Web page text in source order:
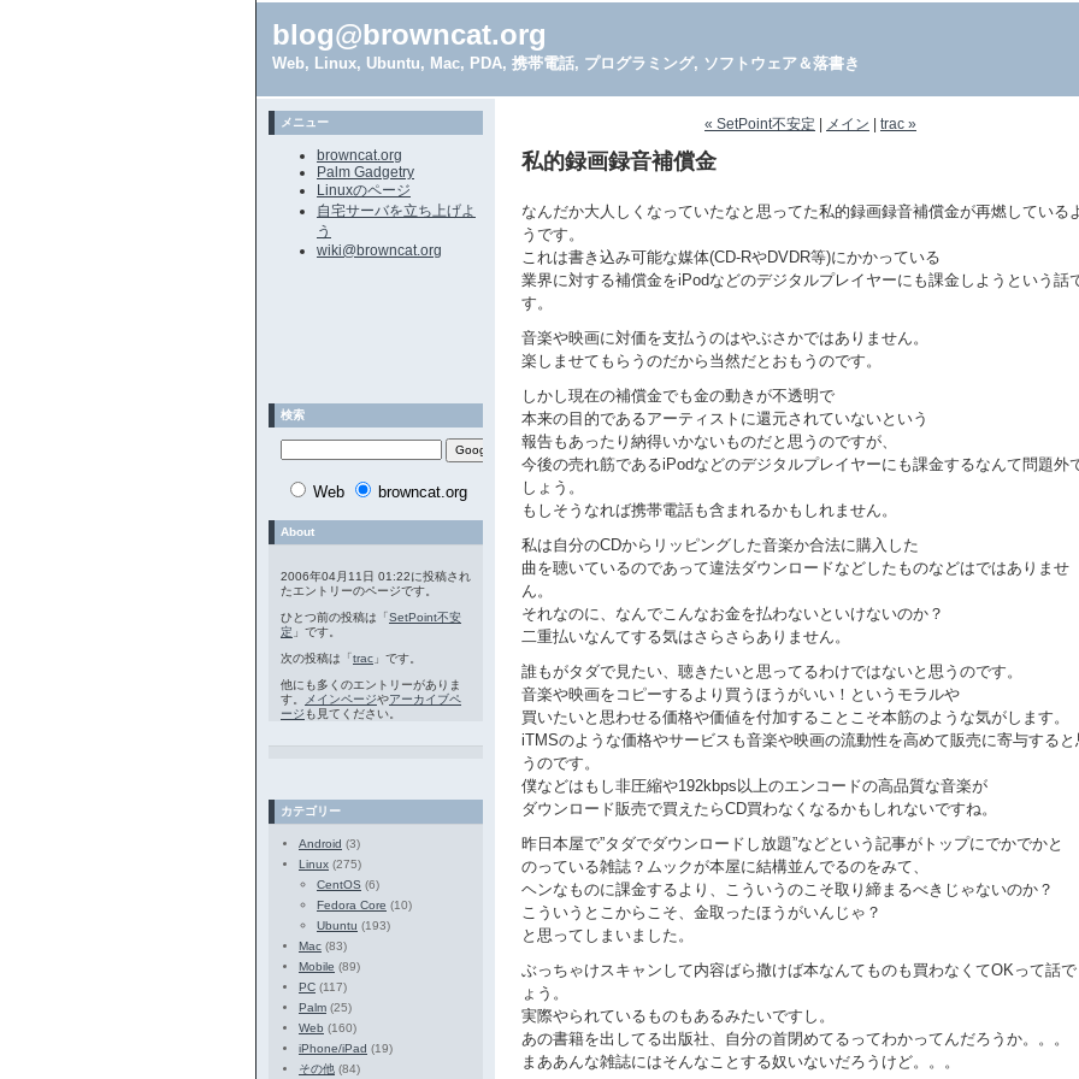
blog@browncat.org
Web, Linux, Ubuntu, Mac, PDA, 携帯電話, プログラミング, ソフトウェア＆落書き
« SetPoint不安定 メイン trac »
私的録画録音補償金
なんだか大人しくなっていたなと思ってた私的録画録音補償金が再燃している
うです。
これは書き込み可能な媒体(CD-RやDVDR等)にかかっている
業界に対する補償金をiPodなどのデジタルプレイヤーにも課金しようという話
す。
音楽や映画に対価を支払うのはやぶさかではありません。
楽しませてもらうのだから当然だとおもうのです。
しかし現在の補償金でも金の動きが不透明で
本来の目的であるアーティストに還元されていないという
報告もあったり納得いかないものだと思うのですが、
今後の売れ筋であるiPodなどのデジタルプレイヤーにも課金するなんて問題外
しょう。
もしそうなれば携帯電話も含まれるかもしれません。
私は自分のCDからリッピングした音楽か合法に購入した
曲を聴いているのであって違法ダウンロードなどしたものなどはではありませ
ん。
それなのに、なんでこんなお金を払わないといけないのか？
二重払いなんてする気はさらさらありません。
誰もがタダで見たい、聴きたいと思ってるわけではないと思うのです。
音楽や映画をコピーするより買うほうがいい！というモラルや
買いたいと思わせる価格や価値を付加することこそ本筋のような気がします。
iTMSのような価格やサービスも音楽や映画の流動性を高めて販売に寄与すると
うのです。
僕などはもし非圧縮や192kbps以上のエンコードの高品質な音楽が
ダウンロード販売で買えたらCD買わなくなるかもしれないですね。
昨日本屋で”タダでダウンロードし放題”などという記事がトップにでかでかと
のっている雑誌？ムックが本屋に結構並んでるのをみて、
ヘンなものに課金するより、こういうのこそ取り締まるべきじゃないのか？
こういうとこからこそ、金取ったほうがいんじゃ？
と思ってしまいました。
ぶっちゃけスキャンして内容ばら撒けば本なんてものも買わなくてOKって話
ょう。
実際やられているものもあるみたいですし。
あの書籍を出してる出版社、自分の首閉めてるってわかってんだろうか。。。
まああんな雑誌にはそんなことする奴いないだろうけど。。。
メニュー
browncat.org
Palm Gadgetry
Linuxのページ
自宅サーバを立ち上げよ
う
wiki@browncat.org
検索
Web browncat.org
About
2006年04月11日 01:22に投稿され
たエントリーのページです。
ひとつ前の投稿は「SetPoint不安
定 」です。
次の投稿は「trac 」です。
他にも多くのエントリーがありま
す。
メインページやアーカイブペ
ージ も見てください。
カテゴリー
Android (3)
Linux (275)
CentOS (6)
Fedora Core (10)
Ubuntu (193)
Mac (83)
Mobile (89)
PC (117)
Palm (25)
Web (160)
iPhone/iPad (19)
その他 (84)